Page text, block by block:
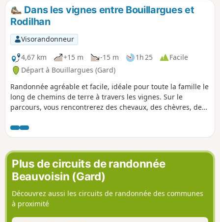
Dans les vignes entre Bouillargues et
Rodilhan
Visorandonneur
4,67 km
+15 m -15 m 1h 25
Facile
Départ à Bouillargues (Gard)
Randonnée agréable et facile, idéale pour toute la famille le
long de chemins de terre à travers les vignes. Sur le
parcours, vous rencontrerez des chevaux, des chèvres, des
au balisage Jaune qui manque parfois un peu de clarté
Plus de circuits de randonnée
Beauvoisin (Gard)
Découvrez aussi les circuits de randonnée des communes
à proximité